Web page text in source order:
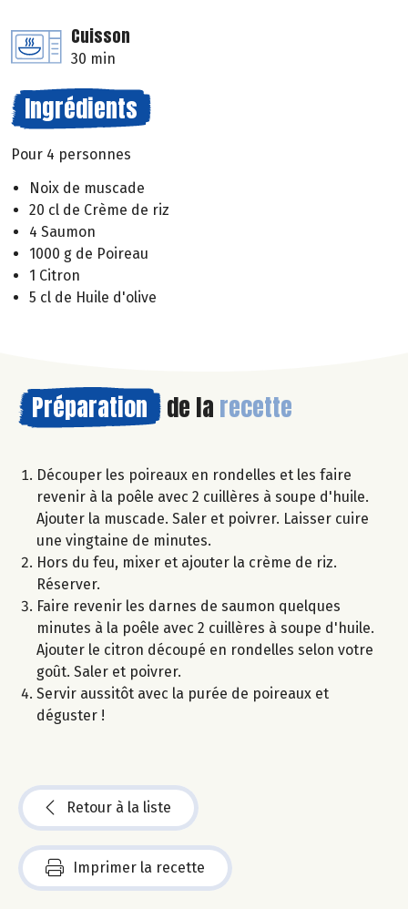
Cuisson
30 min
Ingrédients
Pour 4 personnes
Noix de muscade
20 cl de Crème de riz
4 Saumon
1000 g de Poireau
1 Citron
5 cl de Huile d'olive
Préparation de la recette
Découper les poireaux en rondelles et les faire
revenir à la poêle avec 2 cuillères à soupe d'huile.
Ajouter la muscade. Saler et poivrer. Laisser cuire
une vingtaine de minutes.
Hors du feu, mixer et ajouter la crème de riz.
Réserver.
Faire revenir les darnes de saumon quelques
minutes à la poêle avec 2 cuillères à soupe d'huile.
Ajouter le citron découpé en rondelles selon votre
goût. Saler et poivrer.
Servir aussitôt avec la purée de poireaux et
déguster !
Retour à la liste
Imprimer la recette